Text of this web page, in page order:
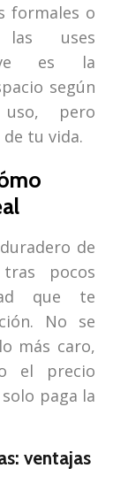
formales o
las uses
es la
según
pero
tu vida.
de
pocos
que te
No se
más caro,
el precio
paga la
ventajas